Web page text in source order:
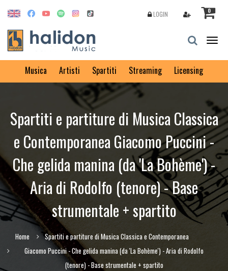
0
LOGIN
Musica Artisti Spartiti Streaming Licensing
Spartiti e partiture di Musica Classica
e Contemporanea Giacomo Puccini -
Che gelida manina (da 'La Bohème') -
Aria di Rodolfo (tenore) - Base
strumentale + spartito
Home
Spartiti e partiture di Musica Classica e Contemporanea
Giacomo Puccini - Che gelida manina (da 'La Bohème') - Aria di Rodolfo
(tenore) - Base strumentale + spartito